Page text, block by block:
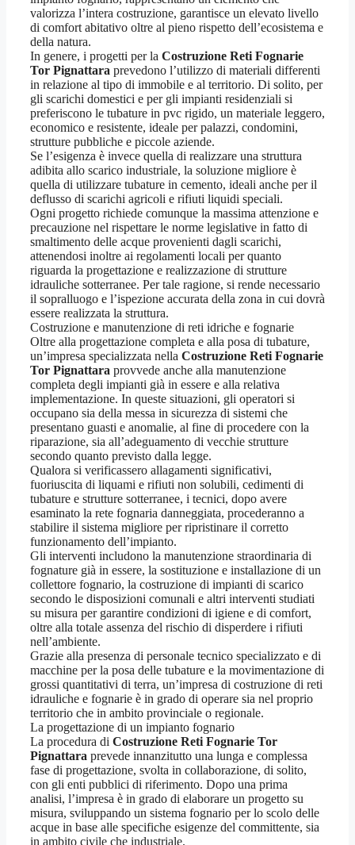
valorizza l’intera costruzione, garantisce un elevato livello
di comfort abitativo oltre al pieno rispetto dell’ecosistema e
della natura.
In genere, i progetti per la Costruzione Reti Fognarie
Tor Pignattara prevedono l’utilizzo di materiali differenti
in relazione al tipo di immobile e al territorio. Di solito, per
gli scarichi domestici e per gli impianti residenziali si
preferiscono le tubature in pvc rigido, un materiale leggero,
economico e resistente, ideale per palazzi, condomini,
strutture pubbliche e piccole aziende.
Se l’esigenza è invece quella di realizzare una struttura
adibita allo scarico industriale, la soluzione migliore è
quella di utilizzare tubature in cemento, ideali anche per il
deflusso di scarichi agricoli e rifiuti liquidi speciali.
Ogni progetto richiede comunque la massima attenzione e
precauzione nel rispettare le norme legislative in fatto di
smaltimento delle acque provenienti dagli scarichi,
attenendosi inoltre ai regolamenti locali per quanto
riguarda la progettazione e realizzazione di strutture
idrauliche sotterranee. Per tale ragione, si rende necessario
il sopralluogo e l’ispezione accurata della zona in cui dovrà
essere realizzata la struttura.
Costruzione e manutenzione di reti idriche e fognarie
Oltre alla progettazione completa e alla posa di tubature,
un’impresa specializzata nella Costruzione Reti Fognarie
Tor Pignattara provvede anche alla manutenzione
completa degli impianti già in essere e alla relativa
implementazione. In queste situazioni, gli operatori si
occupano sia della messa in sicurezza di sistemi che
presentano guasti e anomalie, al fine di procedere con la
riparazione, sia all’adeguamento di vecchie strutture
secondo quanto previsto dalla legge.
Qualora si verificassero allagamenti significativi,
fuoriuscita di liquami e rifiuti non solubili, cedimenti di
tubature e strutture sotterranee, i tecnici, dopo avere
esaminato la rete fognaria danneggiata, procederanno a
stabilire il sistema migliore per ripristinare il corretto
funzionamento dell’impianto.
Gli interventi includono la manutenzione straordinaria di
fognature già in essere, la sostituzione e installazione di un
collettore fognario, la costruzione di impianti di scarico
secondo le disposizioni comunali e altri interventi studiati
su misura per garantire condizioni di igiene e di comfort,
oltre alla totale assenza del rischio di disperdere i rifiuti
nell’ambiente.
Grazie alla presenza di personale tecnico specializzato e di
macchine per la posa delle tubature e la movimentazione di
grossi quantitativi di terra, un’impresa di costruzione di reti
idrauliche e fognarie è in grado di operare sia nel proprio
territorio che in ambito provinciale o regionale.
La progettazione di un impianto fognario
La procedura di Costruzione Reti Fognarie Tor
Pignattara prevede innanzitutto una lunga e complessa
fase di progettazione, svolta in collaborazione, di solito,
con gli enti pubblici di riferimento. Dopo una prima
analisi, l’impresa è in grado di elaborare un progetto su
misura, sviluppando un sistema fognario per lo scolo delle
acque in base alle specifiche esigenze del committente, sia
in ambito civile che industriale.